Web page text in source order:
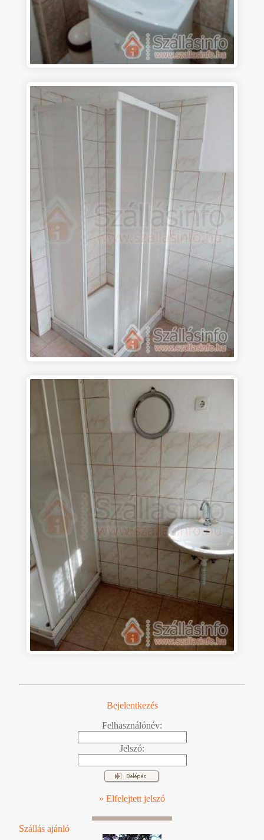
Bejelentkezés
Felhasználónév:
Jelszó:
» Elfelejtett jelszó
Szállás ajánló